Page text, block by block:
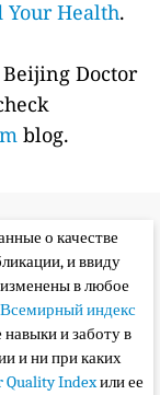
Health.
Doctor
blog.
о качестве
и ввиду
в любое
Всемирный индекс
и заботу в
и ни при каких
Quality Indexили ее